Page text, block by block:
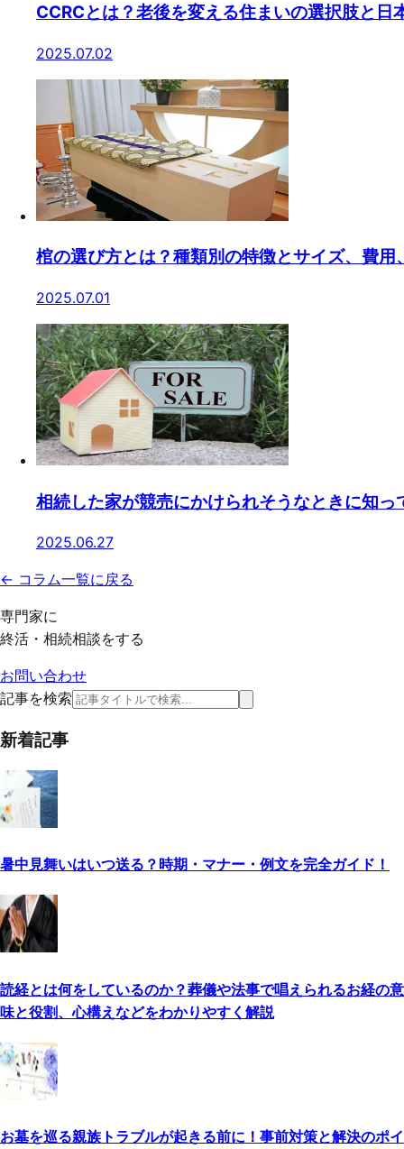
CCRCとは？老後を変える住まいの選択肢と日
2025.07.02
棺の選び方とは？種類別の特徴とサイズ、費
2025.07.01
相続した家が競売にかけられそうなときに知
2025.06.27
← コラム一覧に戻る
専門家に
終活・相続相談をする
お問い合わせ
記事を検索
新着記事
暑中見舞いはいつ送る？時期・マナー・例文を完全ガイド！
読経とは何をしているのか？葬儀や法事で唱えられるお経の意
味と役割、心構えなどをわかりやすく解説
お墓を巡る親族トラブルが起きる前に！事前対策と解決のポイ